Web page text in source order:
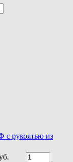
с рукоятью из